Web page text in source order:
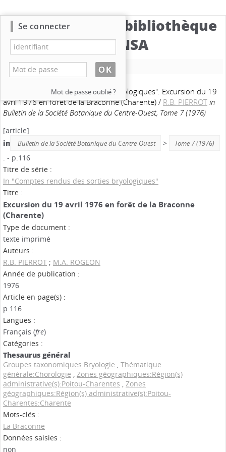
Catalogue de la bibliothèque
du CBNSA
Nouvelle recherche
In "Comptes rendus des sorties bryologiques". Excursion du 19
avril 1976 en forêt de la Braconne (Charente)/ R.B. PIERROTin
Bulletin de la Société Botanique du Centre-Ouest, Tome 7 (1976)
[article]
in
Bulletin de la Société Botanique du Centre-Ouest > Tome 7 (1976)
. - p.116
Titre de série :
In "Comptes rendus des sorties bryologiques"
Titre :
Excursion du 19 avril 1976 en forêt de la Braconne
(Charente)
Type de document :
texte imprimé
Auteurs :
R.B. PIERROT ; M.A. ROGEON
Année de publication :
1976
Article en page(s) :
p.116
Langues :
Français (fre)
Catégories :
Thesaurus général
Groupes taxonomiques:Bryologie , Thématique
générale:Chorologie , Zones géographiques:Région(s)
administrative(s):Poitou-Charentes , Zones
géographiques:Région(s) administrative(s):Poitou-
Charentes:Charente
Mots-clés :
La Braconne
Données saisies :
non
Se connecter
Mot de passe oublié ?